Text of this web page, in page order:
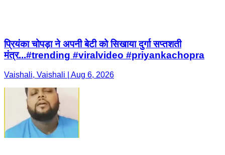
प्रियंका चोपड़ा ने अपनी बेटी को सिखाया दुर्गा सप्तशती
मंत्र...#trending #viralvideo #priyankachopra
Vaishali, Vaishali | Aug 6, 2026